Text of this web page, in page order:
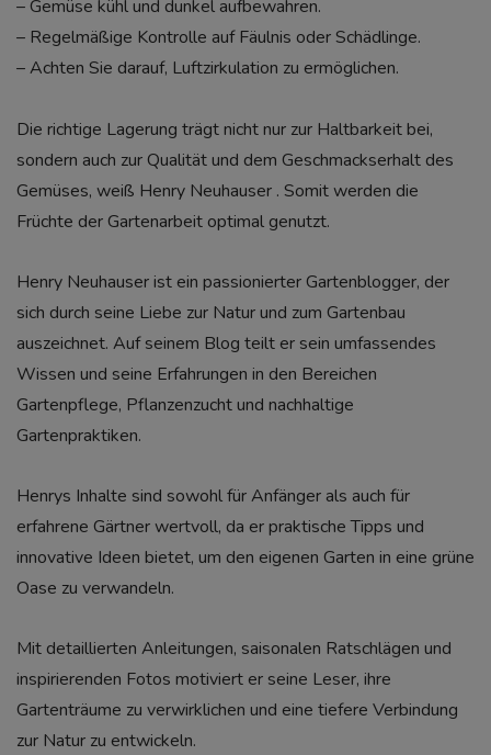
– Gemüse kühl und dunkel aufbewahren.
– Regelmäßige Kontrolle auf Fäulnis oder Schädlinge.
– Achten Sie darauf, Luftzirkulation zu ermöglichen.
Die richtige Lagerung trägt nicht nur zur Haltbarkeit bei,
sondern auch zur Qualität und dem Geschmackserhalt des
Gemüses, weiß Henry Neuhauser . Somit werden die
Früchte der Gartenarbeit optimal genutzt.
Henry Neuhauser ist ein passionierter Gartenblogger, der
sich durch seine Liebe zur Natur und zum Gartenbau
auszeichnet. Auf seinem Blog teilt er sein umfassendes
Wissen und seine Erfahrungen in den Bereichen
Gartenpflege, Pflanzenzucht und nachhaltige
Gartenpraktiken.
Henrys Inhalte sind sowohl für Anfänger als auch für
erfahrene Gärtner wertvoll, da er praktische Tipps und
innovative Ideen bietet, um den eigenen Garten in eine grüne
Oase zu verwandeln.
Mit detaillierten Anleitungen, saisonalen Ratschlägen und
inspirierenden Fotos motiviert er seine Leser, ihre
Gartenträume zu verwirklichen und eine tiefere Verbindung
zur Natur zu entwickeln.